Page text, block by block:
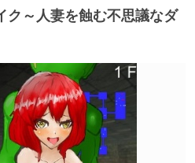
ク～人妻を蝕む不思議なダ